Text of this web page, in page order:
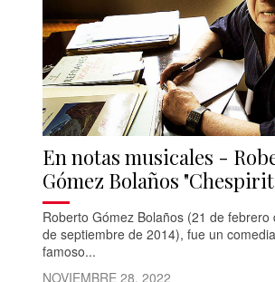
En notas musicales -
Gómez Bolaños
Roberto Gómez Bolaños (21 de febrero
de septiembre de 2014), fue un
famoso...
NOVIEMBRE 28, 2022